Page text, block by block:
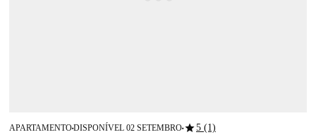
APARTAMENTO■DISPONÍVEL 02 SETEMBRO■star5 (1)